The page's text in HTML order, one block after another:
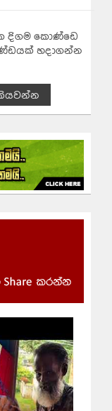
දිගම කොණ්ඩෙ
හදාගන්න